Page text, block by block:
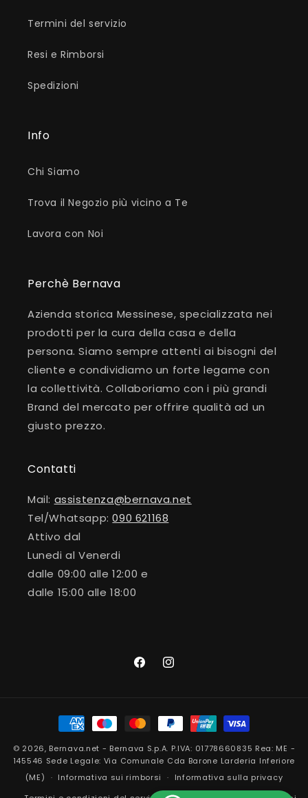
Termini del servizio
Resi e Rimborsi
Spedizioni
Info
Chi Siamo
Trova il Negozio più vicino a Te
Lavora con Noi
Perchè Bernava
Azienda storica Messinese, specializzata nei
prodotti per la cura della casa e della
persona. Siamo sempre attenti ai bisogni del
cliente e condividiamo un forte legame con
la collettività. Collaboriamo con i più grandi
Brand del mercato per offrire qualità ad un
giusto prezzo.
Contatti
Mail: assistenza@bernava.net
Tel/Whatsapp:090 621168
Attivo dal
Lunedi al Venerdi
dalle 09:00 alle 12:00 e
dalle 15:00 alle 18:00
FacebookInstagram
Metodi
di
pagamento
© 2026, Bernava.net - Bernava S.p.A. P.IVA: 01778660835 Rea: ME -
145546 Sede Legale: Via Comunale Cda Barone Larderia Inferiore
(ME)
Informativa sui rimborsi
Informativa sulla privacy